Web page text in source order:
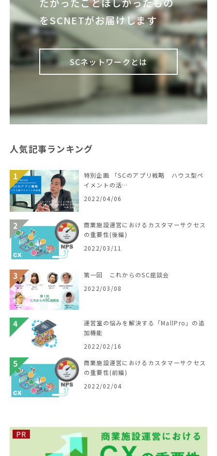
をSCNETがお届けします
SCネットワークとは
人気記事ランキング
特別企画 「SCのアプリ戦略 ハウス型ペ
イメントの活…
2022/04/06
商業施設運営におけるカスタマーサクセス
の重要性(後編)
2022/03/11
第一回 これからのSC座談会
2022/03/08
運営室の悩みを解決する「MallPro」の追
加機能
2022/02/16
商業施設運営におけるカスタマーサクセス
の重要性(前編)
2022/02/04